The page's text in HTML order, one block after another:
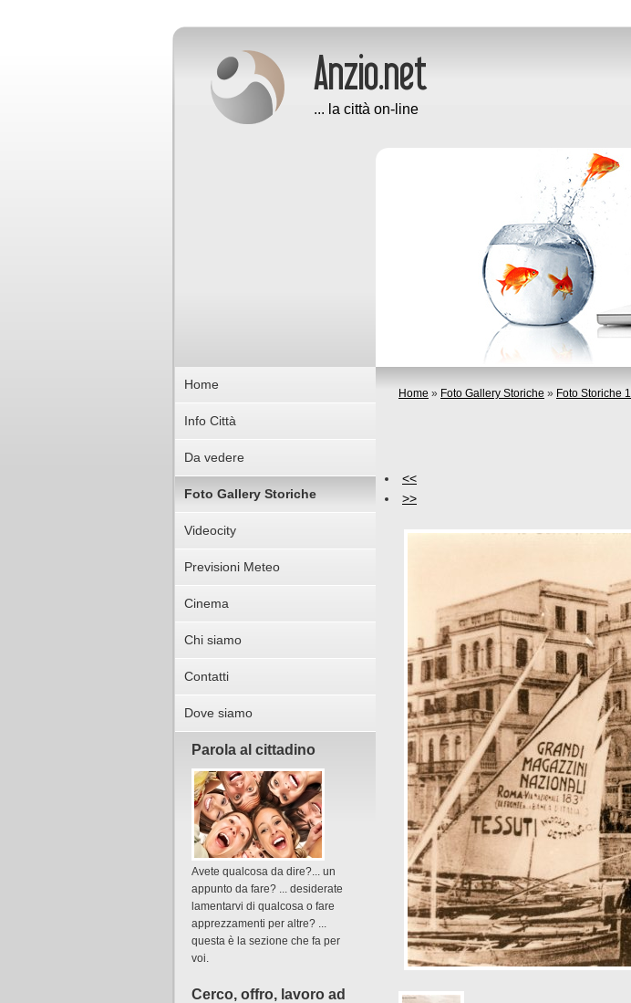
... la città on-line
Home » Foto Gallery Storiche » Foto Storiche 1
<<
>>
Home
Info Città
Da vedere
Foto Gallery Storiche
Videocity
Previsioni Meteo
Cinema
Chi siamo
Contatti
Dove siamo
Parola al cittadino
Avete qualcosa da dire?... un
appunto da fare? ... desiderate
lamentarvi di qualcosa o fare
apprezzamenti per altre? ...
questa è la sezione che fa per
voi.
Cerco, offro, lavoro ad